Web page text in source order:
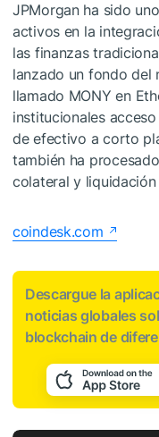
JPMorgan ha sido
activos en la
las finanzas
lanzado un fondo del
llamado MONY en
institucionales
de efectivo a corto
también ha
colateral y
coindesk.com
Descargue la
noticias globales
blockchain de